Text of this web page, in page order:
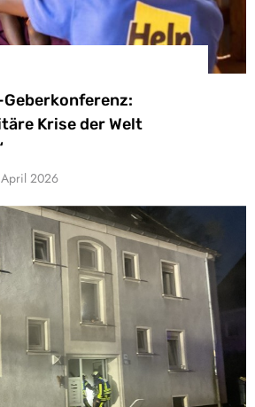
Krise der Welt
2026